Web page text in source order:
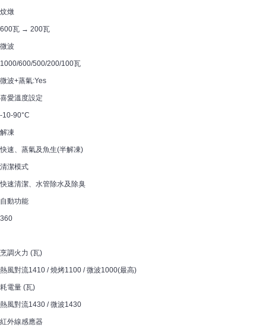
炆燉
600瓦 → 200瓦
微波
1000/600/500/200/100瓦
微波+蒸氣:Yes
喜愛溫度設定
-10-90°C
解凍
快速、蒸氣及魚生(半解凍)
清潔模式
快速清潔、水管除水及除臭
自動功能
360
烹調火力 (瓦)
熱風對流1410 / 燒烤1100 / 微波1000(最高)
耗電量 (瓦)
熱風對流1430 / 微波1430
紅外線感應器